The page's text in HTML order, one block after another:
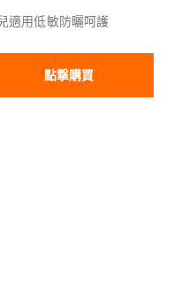
適用低敏防曬呵護
點撃購買